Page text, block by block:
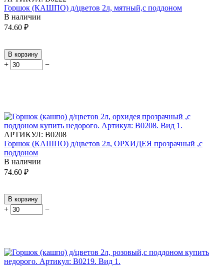
Горшок (КАШПО) д/цветов 2л, мятный,с поддоном
В наличии
74.60 ₽
В корзину
+ −
АРТИКУЛ: В0208
Горшок (КАШПО) д/цветов 2л, ОРХИДЕЯ прозрачный ,с
поддоном
В наличии
74.60 ₽
В корзину
+ −